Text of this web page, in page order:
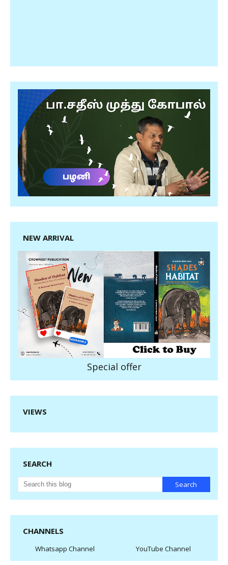
NEW ARRIVAL
Special offer
VIEWS
SEARCH
CHANNELS
Whatsapp Channel YouTube Channel